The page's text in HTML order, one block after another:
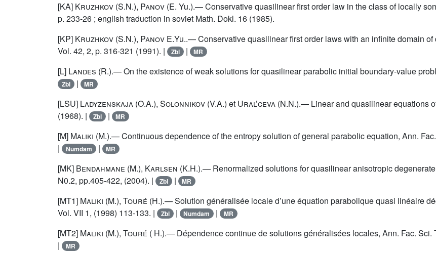
[KA] Kruzhkov (S.N.), Panov (E. Yu.).— Conservative quasilinear first order law in the class of locally
p. 233-26 ; english traduction in soviet Math. Dokl. 16 (1985).
[KP] Kruzhkov (S.N.), Panov E.Yu..— Conservative quasilinear first order laws with an infinite domain
Vol. 42, 2, p. 316-321 (1991). |
Zbl | MR
[L] Landes (R.).— On the existence of weak solutions for quasilinear parabolic initial boundary-value
Zbl | MR
[LSU] Ladyzenskaja (O.A.), Solonnikov (V.A.) et Ural’ceva (N.N.).— Linear and quasilinear equations
(1968). |
Zbl | MR
[M] Maliki (M.).— Continuous dependence of the entropy solution of general parabolic equation, Ann.
| Numdam | MR
[MK] Bendahmane (M.), Karlsen (K.H.).— Renormalized solutions for quasilinear anisotropic
N0.2, pp.405-422, (2004). |
Zbl | MR
[MT1] Maliki (M.), Touré (H.).— Solution généralisée locale d’une équation parabolique quasi linéaire
Vol. VII 1, (1998) 113-133. |
Zbl | Numdam | MR
[MT2] Maliki (M.), Touré ( H.).— Dépendence continue de solutions généralisées locales, Ann. Fac. Sci.
| MR